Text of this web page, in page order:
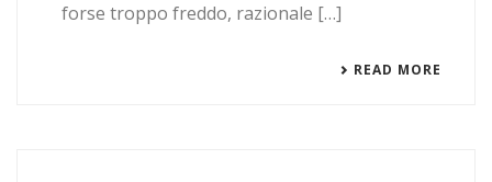
forse troppo freddo, razionale […]
READ MORE